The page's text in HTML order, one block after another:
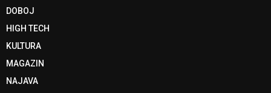
DOBOJ
HIGH TECH
KULTURA
MAGAZIN
NAJAVA